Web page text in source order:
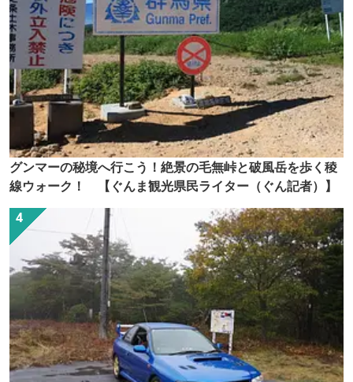
グンマーの秘境へ行こう！絶景の毛無峠と破風岳を歩く稜
線ウォーク！ 【ぐんま観光県民ライター（ぐん記者）】